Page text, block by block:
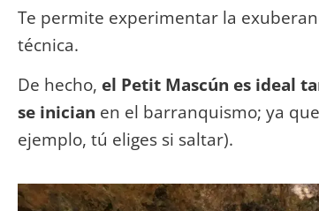
Te permite experimentar la
técnica.
De hecho, el Petit Mascún es ideal
se inician en el barranquismo; ya
ejemplo, tú eliges si saltar).